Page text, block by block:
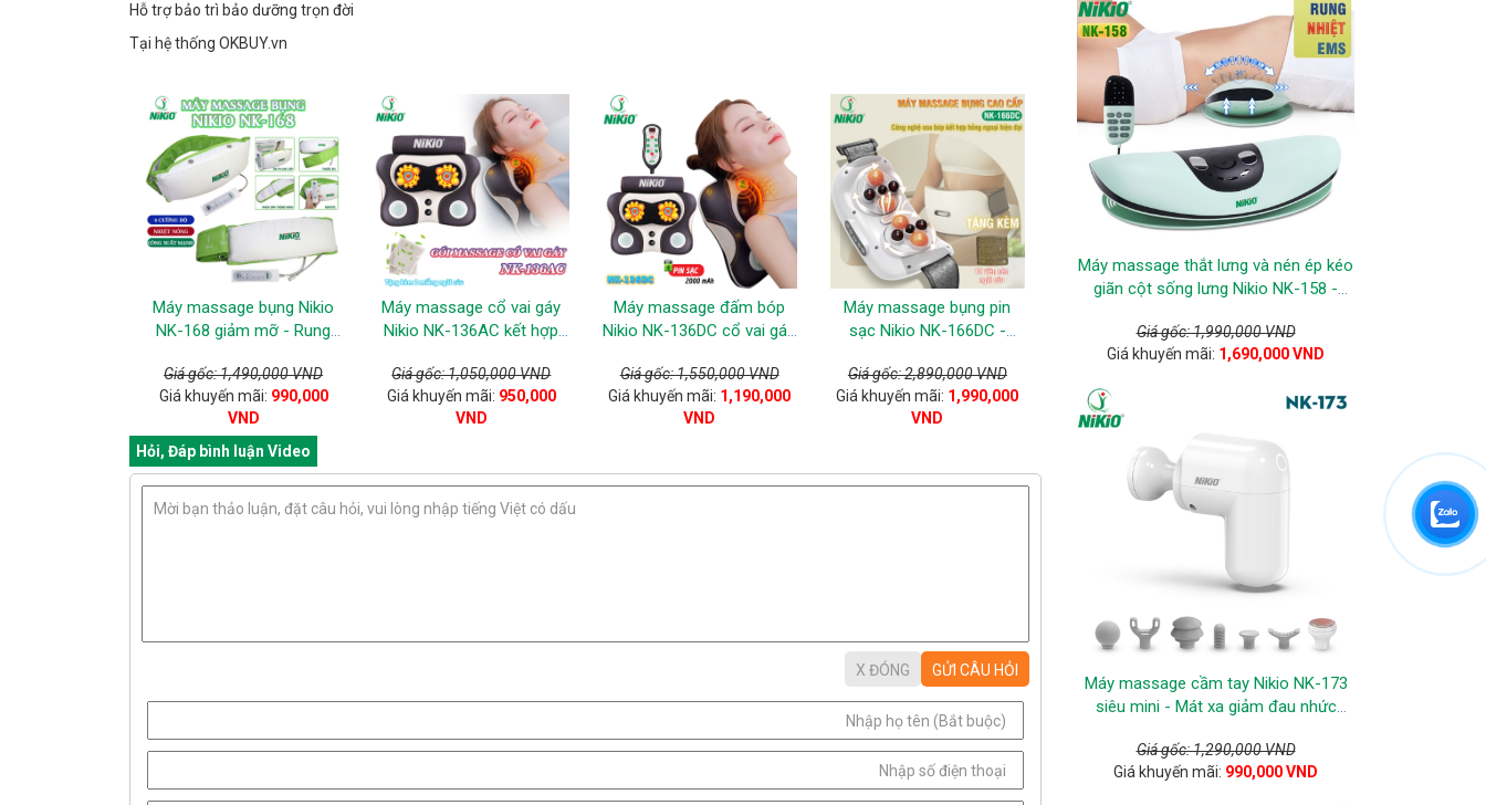
Hỗ trợ bảo trì bảo dưỡng trọn đời
Tại hệ thống OKBUY.vn
Máy massage bụng Nikio
NK-168 giảm mỡ - Rung
Giá gốc: 1,490,000 VND
Giá khuyến mãi: 990,000
VND
Máy massage cổ vai gáy
Nikio NK-136AC kết hợp
Giá gốc: 1,050,000 VND
Giá khuyến mãi: 950,000
VND
Máy massage đấm bóp
Nikio NK-136DC cổ vai gáy,
Giá gốc: 1,550,000 VND
Giá khuyến mãi: 1,190,000
VND
Máy massage bụng pin
sạc Nikio NK-166DC -
mới kết hợp nhiệt nóng và
hồng ngoại
Giá gốc: 2,890,000 VND
Giá khuyến mãi: 1,990,000
VND
Hỏi, Đáp bình luận Video
Máy massage thắt lưng và nén ép kéo
giãn cột sống lưng Nikio NK-158 -
Giá gốc: 1,990,000 VND
Giá khuyến mãi: 1,690,000 VND
Máy massage cầm tay Nikio NK-173
siêu mini - Mát xa giảm đau nhức
Giá gốc: 1,290,000 VND
Giá khuyến mãi: 990,000 VND